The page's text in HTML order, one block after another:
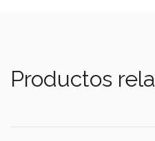
Productos